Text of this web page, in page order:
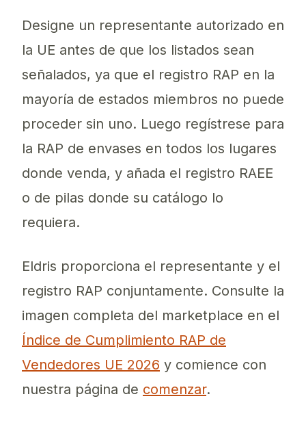
Designe un representante autorizado en
la UE antes de que los listados sean
señalados, ya que el registro RAP en la
mayoría de estados miembros no puede
proceder sin uno. Luego regístrese para
la RAP de envases en todos los lugares
donde venda, y añada el registro RAEE
o de pilas donde su catálogo lo
requiera.
Eldris proporciona el representante y el
registro RAP conjuntamente. Consulte la
imagen completa del marketplace en el
Índice de Cumplimiento RAP de
Vendedores UE 2026 y comience con
nuestra página de comenzar.